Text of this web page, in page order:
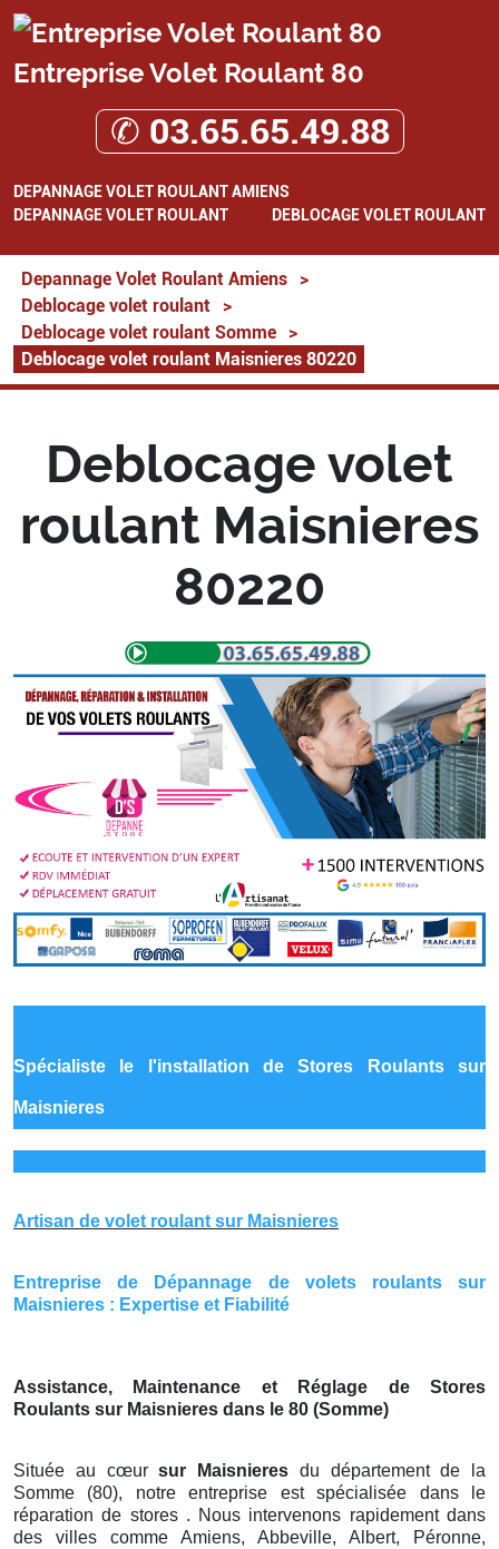
Entreprise Volet Roulant 80
✆ 03.65.65.49.88
DEPANNAGE VOLET ROULANT AMIENS
DEPANNAGE VOLET ROULANT
DEBLOCAGE VOLET ROULANT
Depannage Volet Roulant Amiens
>
Deblocage volet roulant
>
Deblocage volet roulant Somme
>
Deblocage volet roulant Maisnieres 80220
Deblocage volet
roulant Maisnieres
80220
Spécialiste le l'installation de Stores Roulants sur
Maisnieres
Artisan de volet roulant sur Maisnieres
Entreprise de Dépannage de volets roulants sur
Maisnieres : Expertise et Fiabilité
Assistance, Maintenance et Réglage de Stores
Roulants sur Maisnieres dans le 80 (Somme)
Située au cœursur Maisnieres du département de la
Somme (80), notre entreprise est spécialisée dans le
réparation de stores . Nous intervenons rapidement dans
des villes comme Amiens, Abbeville, Albert, Péronne,